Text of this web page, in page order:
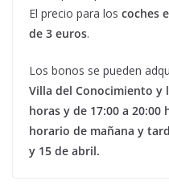
El precio para los coches
de 3 euros.
Los bonos se pueden
Villa del Conocimiento y
horas y de 17:00 a 20:00
horario de mañana y
y 15 de abril.